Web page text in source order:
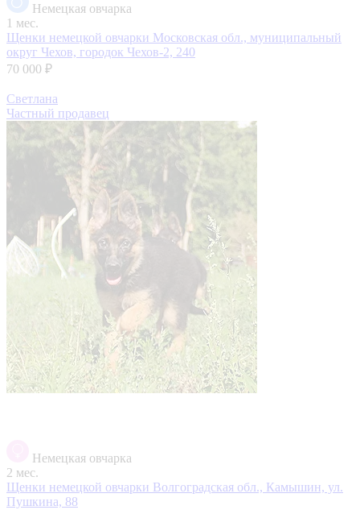
Немецкая овчарка
1 мес.
Щенки немецкой овчарки Московская обл., муниципальный
округ Чехов, городок Чехов-2, 240
70 000 ₽
Светлана
Частный продавец
Немецкая овчарка
2 мес.
Щенки немецкой овчарки Волгоградская обл., Камышин, ул.
Пушкина, 88